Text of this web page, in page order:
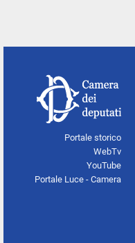
Portale storico
WebTv
YouTube
Portale Luce - Camera